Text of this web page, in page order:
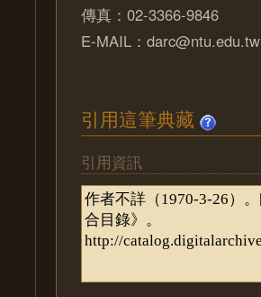
傳真：02-3366-9846
E-MAIL：darc@ntu.edu.tw
引用這筆典藏
引用資訊